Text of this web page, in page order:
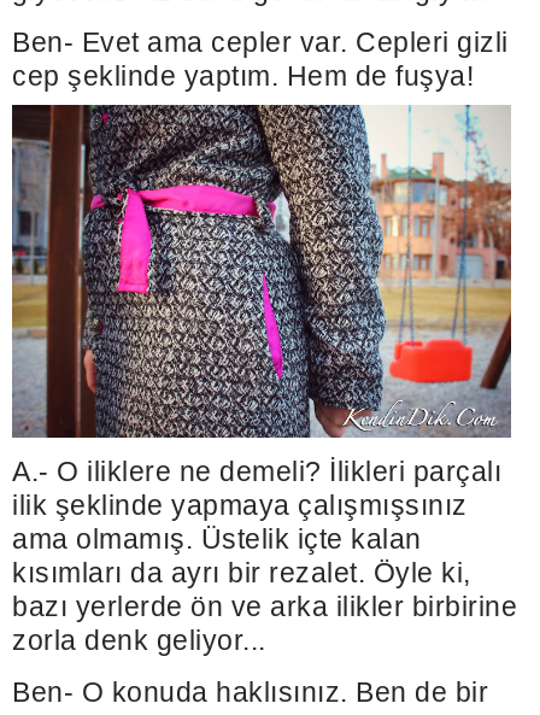
Ben- Evet ama cepler var. Cepleri gizli
cep şeklinde yaptım. Hem de fuşya!
A.- O iliklere ne demeli? İlikleri parçalı
ilik şeklinde yapmaya çalışmışsınız
ama olmamış. Üstelik içte kalan
kısımları da ayrı bir rezalet. Öyle ki,
bazı yerlerde ön ve arka ilikler birbirine
zorla denk geliyor...
Ben- O konuda haklısınız. Ben de bir